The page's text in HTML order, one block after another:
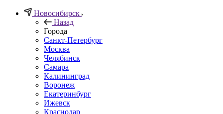
Новосибирск
Назад
Города
Санкт-Петербург
Москва
Челябинск
Самара
Калининград
Воронеж
Екатеринбург
Ижевск
Краснодар